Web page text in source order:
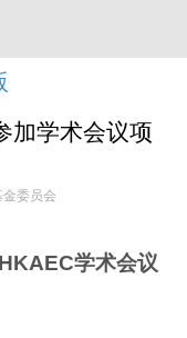
加学术会议项
委员会
学术会议